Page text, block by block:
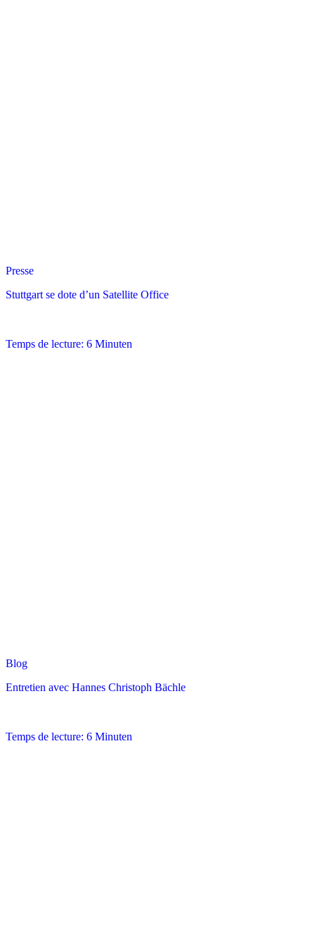
Presse
Stuttgart se dote d’un Satellite Office
Temps de lecture: 6 Minuten
Blog
Entretien avec Hannes Christoph Bächle
Temps de lecture: 6 Minuten